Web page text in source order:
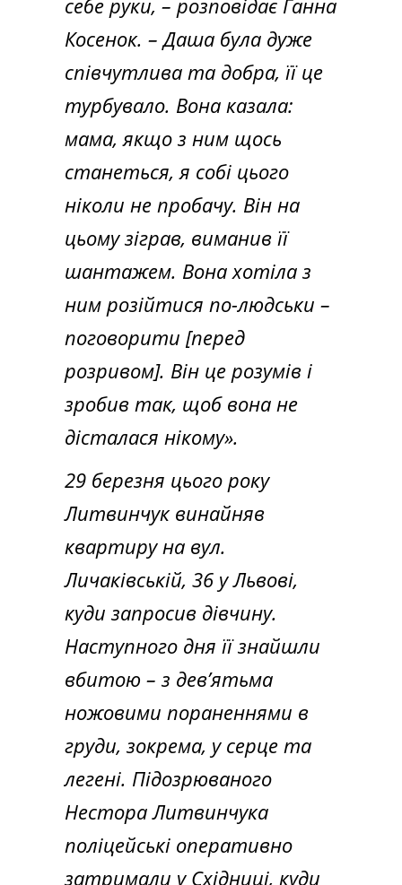
Косенок. – Даша була дуже
співчутлива та добра, її це
турбувало. Вона казала:
мама, якщо з ним щось
станеться, я собі цього
ніколи не пробачу. Він на
цьому зіграв, виманив її
шантажем. Вона хотіла з
ним розійтися по-людськи –
поговорити [перед
розривом]. Він це розумів і
зробив так, щоб вона не
дісталася нікому».
29 березня цього року
Литвинчук винайняв
квартиру на вул.
Личаківській, 36 у Львові,
куди запросив дівчину.
Наступного дня її знайшли
вбитою – з дев’ятьма
ножовими пораненнями в
груди, зокрема, у серце та
легені. Підозрюваного
Нестора Литвинчука
поліцейські оперативно
затримали у Східниці, куди